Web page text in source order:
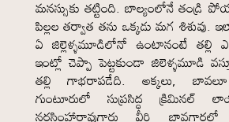
మనస్సుకు తట్టింది. బాల్యంలోనే తండ్రి
పిల్లల తర్వాత తను ఒక్కడు మగ శిశువు.
ఏ జిల్లెళ్ళమూడిలోనో ఉంటానంటే తల్లి
ఇంట్లో చెప్పా పెట్టకుండా జిలెళ్ళమూడి
తల్లి గాభరాపడేది. అక్కలు,
గుంటూరులో సుప్రసిద్ధ
నరసింహారావుగారు వీరి బావగార్లలో